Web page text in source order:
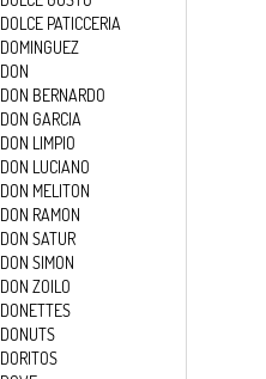
DOLCE PATICCERIA
DOMINGUEZ
DON
DON BERNARDO
DON GARCIA
DON LIMPIO
DON LUCIANO
DON MELITON
DON RAMON
DON SATUR
DON SIMON
DON ZOILO
DONETTES
DONUTS
DORITOS